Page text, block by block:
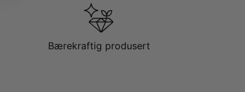
Bærekraftig produsert